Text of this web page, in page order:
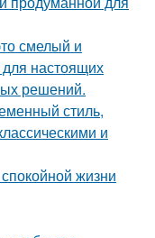
смелый и
настоящих
решений.
стиль,
и
жизни